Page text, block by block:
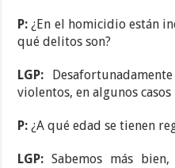
P: ¿En el homicidio están
qué delitos son?
LGP:
violentos, en algunos
P: ¿A qué edad se tienen
LGP: Sabemos más